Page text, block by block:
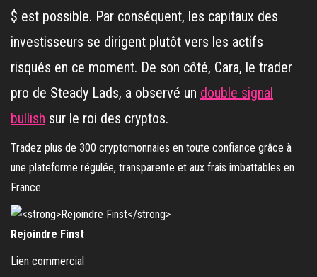
$ est possible. Par conséquent, les capitaux des
investisseurs se dirigent plutôt vers les actifs
risqués en ce moment. De son côté, Cara, le trader
pro de Steady Lads, a observé un double signal
bullish sur le roi des cryptos.
Tradez plus de 300 cryptomonnaies en toute confiance grâce à
une plateforme régulée, transparente et aux frais imbattables en
France.
Rejoindre Finst
Lien commercial